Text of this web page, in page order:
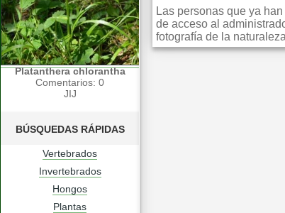
Platanthera chlorantha
Comentarios: 0
JIJ
BÚSQUEDAS RÁPIDAS
Vertebrados
Invertebrados
Hongos
Plantas
Las personas que ya
de acceso al
fotografía de la